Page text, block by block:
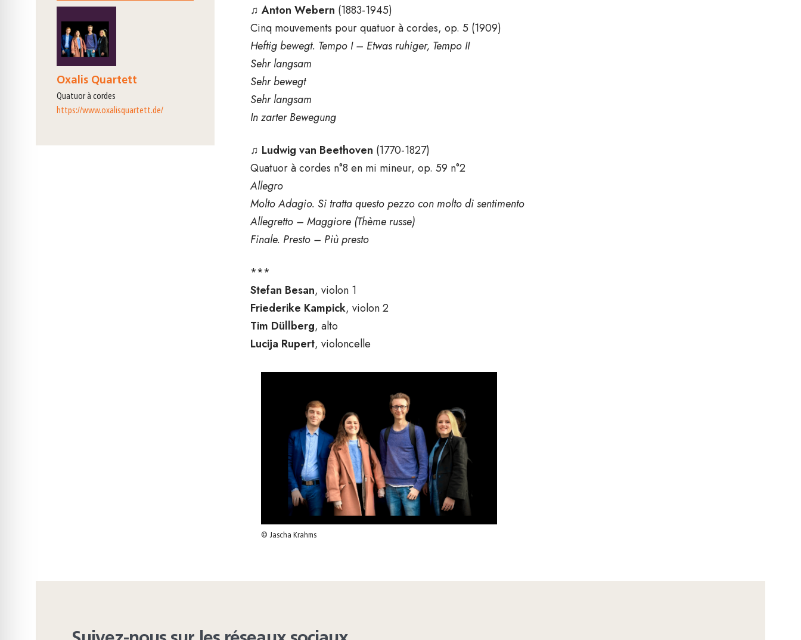
♫ Anton Webern (1883-1945)
Cinq mouvements pour quatuor à cordes, op. 5 (1909)
Heftig bewegt. Tempo I – Etwas ruhiger, Tempo II
Sehr langsam
Sehr bewegt
Sehr langsam
In zarter Bewegung
♫ Ludwig van Beethoven (1770-1827)
Quatuor à cordes n°8 en mi mineur, op. 59 n°2
Allegro
Molto Adagio. Si tratta questo pezzo con molto di sentimento
Allegretto – Maggiore (Thème russe)
Finale. Presto – Più presto
***
Stefan Besan, violon 1
Friederike Kampick, violon 2
Tim Düllberg, alto
Lucija Rupert, violoncelle
© Jascha Krahms
Oxalis Quartett
quatuor à cordes
https://www.oxalisquartett.de/